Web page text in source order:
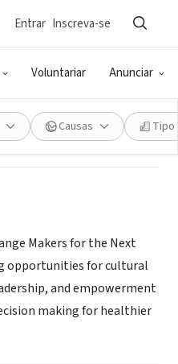
Voluntariar Anunciar
Entrar Inscreva-se
Causas Tipo
Makers for the Next
opportunities for cultural
and empowerment
making for healthier